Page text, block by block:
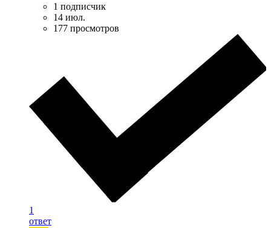
1 подписчик
14 июл.
177 просмотров
1
ответ